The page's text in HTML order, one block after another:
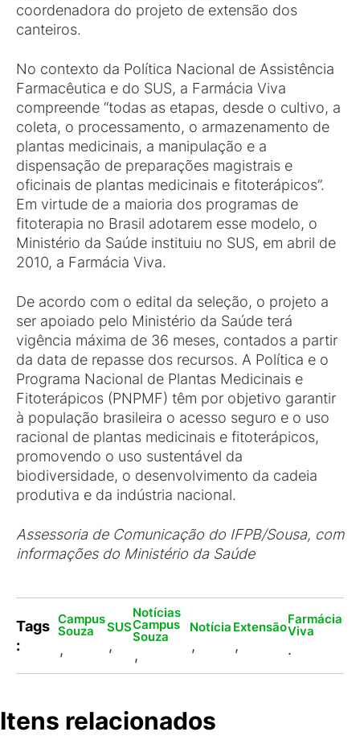
coordenadora do projeto de extensão dos
canteiros.
No contexto da Política Nacional de Assistência
Farmacêutica e do SUS, a Farmácia Viva
compreende “todas as etapas, desde o cultivo, a
coleta, o processamento, o armazenamento de
plantas medicinais, a manipulação e a
dispensação de preparações magistrais e
oficinais de plantas medicinais e fitoterápicos”.
Em virtude de a maioria dos programas de
fitoterapia no Brasil adotarem esse modelo, o
Ministério da Saúde instituiu no SUS, em abril de
2010, a Farmácia Viva.
De acordo com o edital da seleção, o projeto a
ser apoiado pelo Ministério da Saúde terá
vigência máxima de 36 meses, contados a partir
da data de repasse dos recursos. A Política e o
Programa Nacional de Plantas Medicinais e
Fitoterápicos (PNPMF) têm por objetivo garantir
à população brasileira o acesso seguro e o uso
racional de plantas medicinais e fitoterápicos,
promovendo o uso sustentável da
biodiversidade, o desenvolvimento da cadeia
produtiva e da indústria nacional.
Assessoria de Comunicação do IFPB/Sousa, com
informações do Ministério da Saúde
Tags
:
Campus
Souza
,
SUS
,
Notícias
Campus
Souza
,
Notícia
,
Extensão
,
Farmácia
Viva
.
Itens relacionados